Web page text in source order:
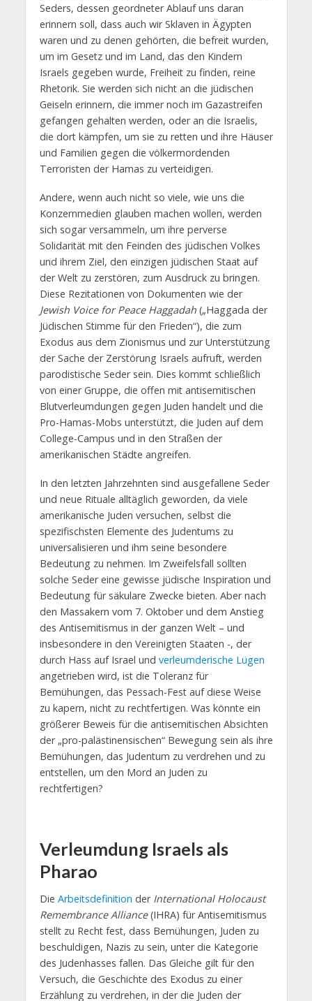
Seders, dessen geordneter Ablauf uns daran
erinnern soll, dass auch wir Sklaven in Ägypten
waren und zu denen gehörten, die befreit wurden,
um im Gesetz und im Land, das den Kindern
Israels gegeben wurde, Freiheit zu finden, reine
Rhetorik. Sie werden sich nicht an die jüdischen
Geiseln erinnern, die immer noch im Gazastreifen
gefangen gehalten werden, oder an die Israelis,
die dort kämpfen, um sie zu retten und ihre Häuser
und Familien gegen die völkermordenden
Terroristen der Hamas zu verteidigen.
Andere, wenn auch nicht so viele, wie uns die
Konzernmedien glauben machen wollen, werden
sich sogar versammeln, um ihre perverse
Solidarität mit den Feinden des jüdischen Volkes
und ihrem Ziel, den einzigen jüdischen Staat auf
der Welt zu zerstören, zum Ausdruck zu bringen.
Diese Rezitationen von Dokumenten wie der
Jewish Voice for Peace Haggadah(„Haggada der
Jüdischen Stimme für den Frieden“), die zum
Exodus aus dem Zionismus und zur Unterstützung
der Sache der Zerstörung Israels aufruft, werden
parodistische Seder sein. Dies kommt schließlich
von einer Gruppe, die offen mit antisemitischen
Blutverleumdungen gegen Juden handelt und die
Pro-Hamas-Mobs unterstützt, die Juden auf dem
College-Campus und in den Straßen der
amerikanischen Städte angreifen.
In den letzten Jahrzehnten sind ausgefallene Seder
und neue Rituale alltäglich geworden, da viele
amerikanische Juden versuchen, selbst die
spezifischsten Elemente des Judentums zu
universalisieren und ihm seine besondere
Bedeutung zu nehmen. Im Zweifelsfall sollten
solche Seder eine gewisse jüdische Inspiration und
Bedeutung für säkulare Zwecke bieten. Aber nach
den Massakern vom 7. Oktober und dem Anstieg
des Antisemitismus in der ganzen Welt – und
insbesondere in den Vereinigten Staaten -, der
durch Hass auf Israel und verleumderische Lügen
angetrieben wird, ist die Toleranz für
Bemühungen, das Pessach-Fest auf diese Weise
zu kapern, nicht zu rechtfertigen. Was könnte ein
größerer Beweis für die antisemitischen Absichten
der „pro-palästinensischen“ Bewegung sein als ihre
Bemühungen, das Judentum zu verdrehen und zu
entstellen, um den Mord an Juden zu
rechtfertigen?
Verleumdung Israels als
Pharao
Die Arbeitsdefinition der International Holocaust
Remembrance Alliance(IHRA) für Antisemitismus
stellt zu Recht fest, dass Bemühungen, Juden zu
beschuldigen, Nazis zu sein, unter die Kategorie
des Judenhasses fallen. Das Gleiche gilt für den
Versuch, die Geschichte des Exodus zu einer
Erzählung zu verdrehen, in der die Juden der